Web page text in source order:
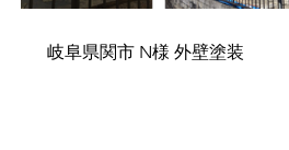
岐阜県関市 N様 外壁塗装